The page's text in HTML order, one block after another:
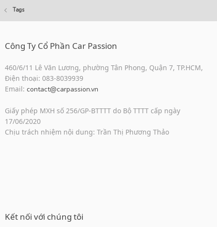
Tags
Công Ty Cổ Phần Car Passion
460/6/11 Lê Văn Lương, phường Tân Phong, Quận 7, TP.HCM,
Điện thoại: 083-8039939
Email: contact@carpassion.vn
Giấy phép MXH số 256/GP-BTTTT do Bộ TTTT cấp ngày
17/06/2020
Chịu trách nhiệm nội dung: Trần Thị Phương Thảo
Kết nối với chúng tôi